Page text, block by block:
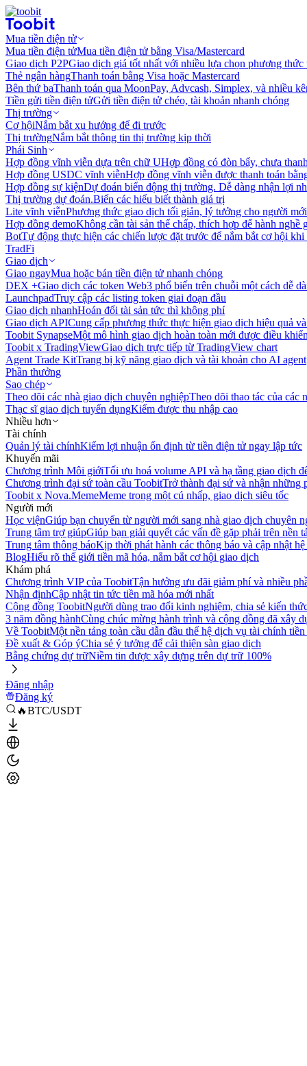
Mua tiền điện tử
Mua tiền điện tửMua tiền điện tử bằng Visa/Mastercard
Giao dịch P2PGiao dịch giá tốt nhất với nhiều lựa chọn phương thức
Thẻ ngân hàngThanh toán bằng Visa hoặc Mastercard
Bên thứ baThanh toán qua MoonPay, Advcash, Simplex, và nhiều
Tiền gửi tiền điện tửGửi tiền điện tử chéo, tài khoản nhanh chóng
Thị trường
Cơ hộiNắm bắt xu hướng để đi trước
Thị trườngNắm bắt thông tin thị trường kịp thời
Phái Sinh
Hợp đồng vĩnh viễn dựa trên chữ UHợp đồng có đòn bẩy, chưa
Hợp đồng USDC vĩnh viễnHợp đồng vĩnh viễn được thanh toán
Hợp đồng sự kiệnDự đoán biến động thị trường. Dễ dàng nhận lợi
Thị trường dự đoán.Biến các hiểu biết thành giá trị
Lite vĩnh viễnPhương thức giao dịch tối giản, lý tưởng cho người
Hợp đồng demoKhông cần tài sản thế chấp, thích hợp để hành nghề
BotTự động thực hiện các chiến lược đặt trước để nắm bắt cơ hội
TradFi
Giao dịch
Giao ngayMua hoặc bán tiền điện tử nhanh chóng
DEX +Giao dịch các token Web3 phổ biến trên chuỗi một cách dễ
LaunchpadTruy cập các listing token giai đoạn đầu
Giao dịch nhanhHoán đổi tài sản tức thì không phí
Giao dịch APICung cấp phương thức thực hiện giao dịch hiệu quả
Toobit SynapseMột mô hình giao dịch hoàn toàn mới được điều
Toobit x TradingViewGiao dịch trực tiếp từ TradingView chart
Agent Trade KitTrang bị kỹ năng giao dịch và tài khoản cho AI agent
Phần thưởng
Sao chép
Theo dõi các nhà giao dịch chuyên nghiệpTheo dõi thao tác của các
Thạc sĩ giao dịch tuyển dụngKiếm được thu nhập cao
Nhiều hơn
Tài chính
Quản lý tài chínhKiếm lợi nhuận ổn định từ tiền điện tử ngay lập tức
Khuyến mãi
Chương trình Môi giớiTối ưu hoá volume API và hạ tầng giao dịch
Chương trình đại sứ toàn cầu ToobitTrở thành đại sứ và nhận những
Toobit x Nova.MemeMeme trong một cú nhấp, giao dịch siêu tốc
Người mới
Học việnGiúp bạn chuyển từ người mới sang nhà giao dịch chuyên
Trung tâm trợ giúpGiúp bạn giải quyết các vấn đề gặp phải trên nền
Trung tâm thông báoKịp thời phát hành các thông báo và cập nhật
BlogHiểu rõ thế giới tiền mã hóa, nắm bắt cơ hội giao dịch
Khám phá
Chương trình VIP của ToobitTận hưởng ưu đãi giảm phí và nhiều
Nhận địnhCập nhật tin tức tiền mã hóa mới nhất
Cộng đồng ToobitNgười dùng trao đổi kinh nghiệm, chia sẻ kiến
3 năm đồng hànhCùng chúc mừng hành trình và cộng đồng đã xây
Về ToobitMột nền tảng toàn cầu dẫn đầu thế hệ dịch vụ tài chính
Đề xuất & Góp ýChia sẻ ý tưởng để cải thiện sàn giao dịch
Bằng chứng dự trữNiềm tin được xây dựng trên dự trữ 100%
Đăng nhập
Đăng ký
🔥BTC/USDT